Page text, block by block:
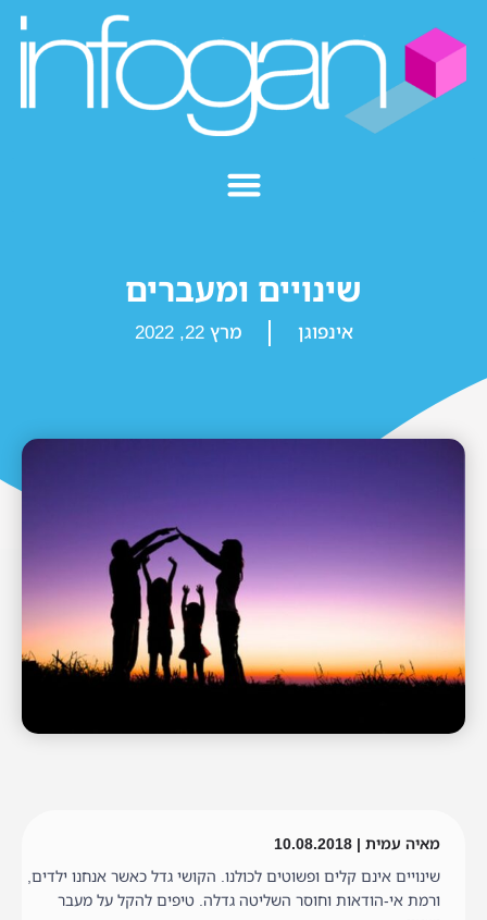
שינויים ומעברים
אינפוגן מרץ 22, 2022
מאיה עמית | 10.08.2018
שינויים אינם קלים ופשוטים לכולנו. הקושי גדל כאשר אנחנו ילדים,
ורמת אי-הודאות וחוסר השליטה גדלה. טיפים להקל על מעבר